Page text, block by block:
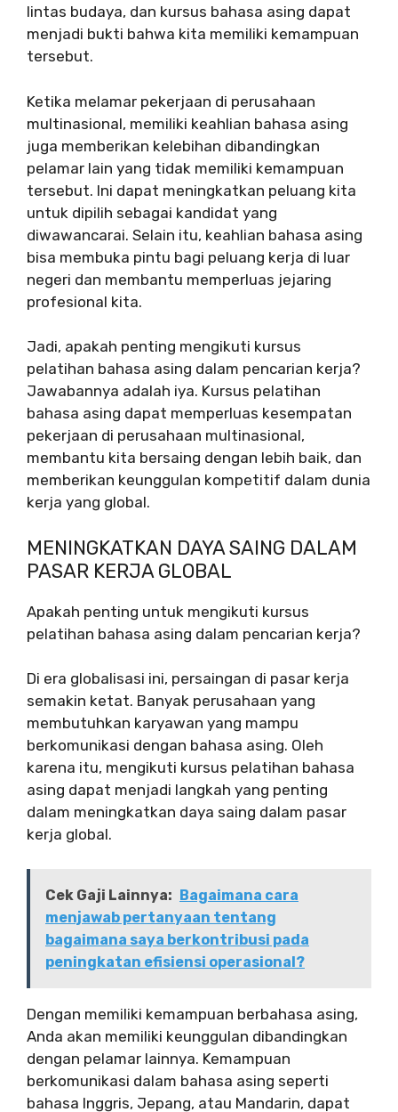
lintas budaya, dan kursus bahasa asing dapat
menjadi bukti bahwa kita memiliki kemampuan
tersebut.
Ketika melamar pekerjaan di perusahaan
multinasional, memiliki keahlian bahasa asing
juga memberikan kelebihan dibandingkan
pelamar lain yang tidak memiliki kemampuan
tersebut. Ini dapat meningkatkan peluang kita
untuk dipilih sebagai kandidat yang
diwawancarai. Selain itu, keahlian bahasa asing
bisa membuka pintu bagi peluang kerja di luar
negeri dan membantu memperluas jejaring
profesional kita.
Jadi, apakah penting mengikuti kursus
pelatihan bahasa asing dalam pencarian kerja?
Jawabannya adalah iya. Kursus pelatihan
bahasa asing dapat memperluas kesempatan
pekerjaan di perusahaan multinasional,
membantu kita bersaing dengan lebih baik, dan
memberikan keunggulan kompetitif dalam dunia
kerja yang global.
MENINGKATKAN DAYA SAING DALAM
PASAR KERJA GLOBAL
Apakah penting untuk mengikuti kursus
pelatihan bahasa asing dalam pencarian kerja?
Di era globalisasi ini, persaingan di pasar kerja
semakin ketat. Banyak perusahaan yang
membutuhkan karyawan yang mampu
berkomunikasi dengan bahasa asing. Oleh
karena itu, mengikuti kursus pelatihan bahasa
asing dapat menjadi langkah yang penting
dalam meningkatkan daya saing dalam pasar
kerja global.
Cek Gaji Lainnya: Bagaimana cara
menjawab pertanyaan tentang
bagaimana saya berkontribusi pada
peningkatan efisiensi operasional?
Dengan memiliki kemampuan berbahasa asing,
Anda akan memiliki keunggulan dibandingkan
dengan pelamar lainnya. Kemampuan
berkomunikasi dalam bahasa asing seperti
bahasa Inggris, Jepang, atau Mandarin, dapat